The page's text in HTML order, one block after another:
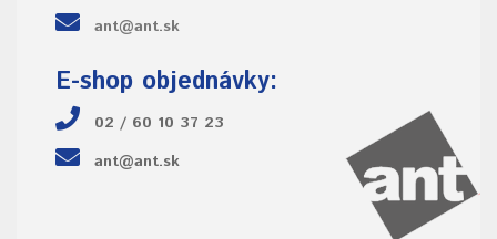
ant@ant.sk
E-shop objednávky:
02 / 60 10 37 23
ant@ant.sk